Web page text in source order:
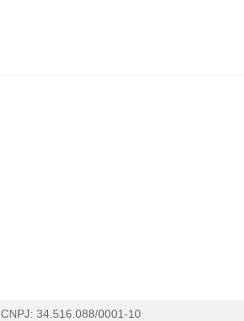
CNPJ: 34.516.088/0001-10